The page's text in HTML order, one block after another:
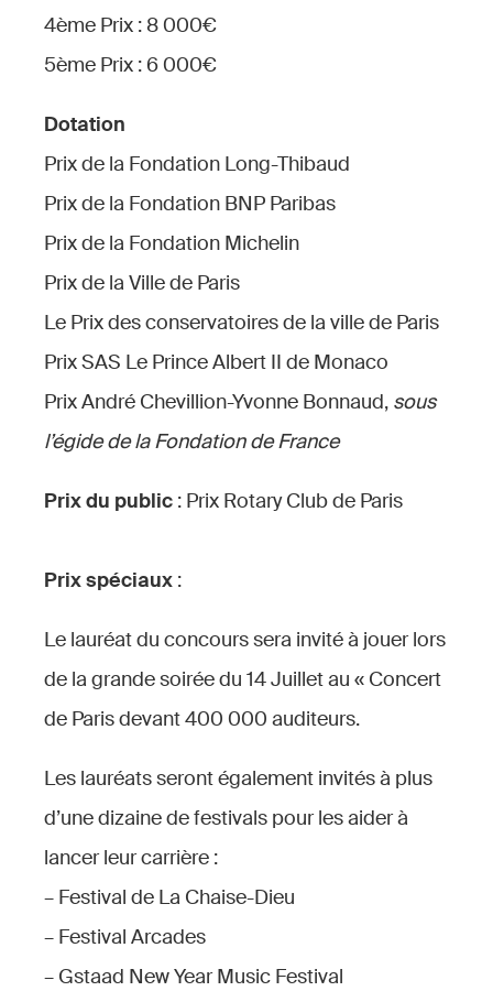
4ème Prix : 8 000€
5ème Prix : 6 000€
Dotation
Prix de la Fondation Long-Thibaud
Prix de la Fondation BNP Paribas
Prix de la Fondation Michelin
Prix de la Ville de Paris
Le Prix des conservatoires de la ville de Paris
Prix SAS Le Prince Albert II de Monaco
Prix André Chevillion-Yvonne Bonnaud, sous
l’égide de la Fondation de France
Prix du public : Prix Rotary Club de Paris
Prix spéciaux :
Le lauréat du concours sera invité à jouer lors
de la grande soirée du 14 Juillet au « Concert
de Paris devant 400 000 auditeurs.
Les lauréats seront également invités à plus
d’une dizaine de festivals pour les aider à
lancer leur carrière :
– Festival de La Chaise-Dieu
– Festival Arcades
– Gstaad New Year Music Festival